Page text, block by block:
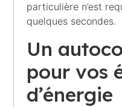
particulière n’est
quelques secondes.
Un
pour vos
d’énergie